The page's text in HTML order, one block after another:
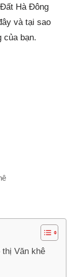
Hà Đông
và tại sao
của bạn.
Văn khê